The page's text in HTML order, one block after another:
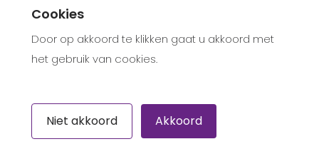
Privacy Statement
Cookies
Door op akkoord te klikken gaat u akkoord met
het gebruik van cookies.
Niet akkoord Akkoord